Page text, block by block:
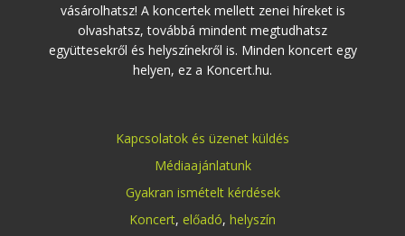
vásárolhatsz! A koncertek mellett zenei híreket is
olvashatsz, továbbá mindent megtudhatsz
együttesekről és helyszínekről is. Minden koncert egy
helyen, ez a Koncert.hu.
Kapcsolatok és üzenet küldés
Médiaajánlatunk
Gyakran ismételt kérdések
Koncert, előadó, helyszín